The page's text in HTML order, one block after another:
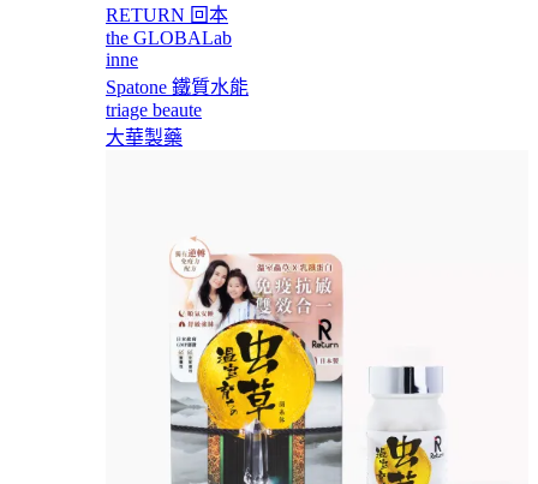
RETURN 回本
the GLOBALab
inne
Spatone 鐵質水能
triage beaute
大華製藥